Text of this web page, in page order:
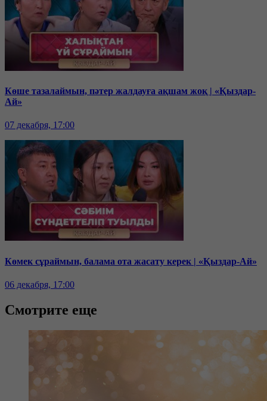
Көше тазалаймын, пәтер жалдауға ақшам жоқ | «Қыздар-
Ай»
07 декабря, 17:00
Көмек сұраймын, балама ота жасату керек | «Қыздар-Ай»
06 декабря, 17:00
Смотрите еще